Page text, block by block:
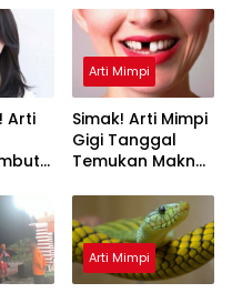
Arti
Arti Mimpi
Simak! Arti Mimpi
Gigi Tanggal
Temukan Makna
Arti Mimpi